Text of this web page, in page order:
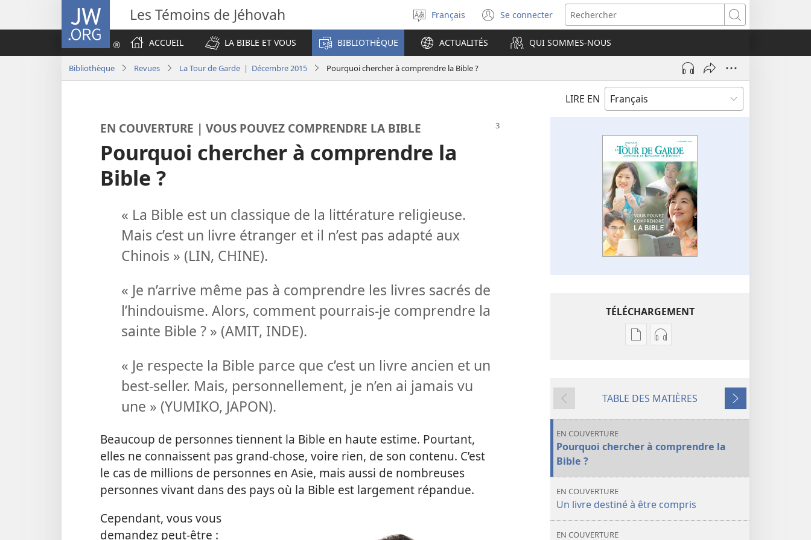
JW.ORG Les Témoins de Jéhovah
Sélectionner
la
langue
Français Se connecter
(ouvre
une
nouvelle
fenêtre)
Rechercher
ACCUEIL
LA BIBLE ET VOUS BIBLIOTHÈQUE ACTUALITÉS QUI SOMMES-NOUS
Bibliothèque Revues La Tour de Garde | Décembre 2015 Pourquoi chercher à comprendre la Bible ?
LIRE EN
EN COUVERTURE | VOUS POUVEZ COMPRENDRE LA BIBLE
Pourquoi chercher à comprendre la
Bible ?
« La Bible est un classique de la littérature religieuse.
Mais c’est un livre étranger et il n’est pas adapté aux
Chinois » (LIN, CHINE).
« Je n’arrive même pas à comprendre les livres sacrés de
l’hindouisme. Alors, comment pourrais-je comprendre la
sainte Bible ? » (AMIT, INDE).
« Je respecte la Bible parce que c’est un livre ancien et un
best-seller. Mais, personnellement, je n’en ai jamais vu
une » (YUMIKO, JAPON).
Beaucoup de personnes tiennent la Bible en haute estime. Pourtant,
elles ne connaissent pas grand-chose, voire rien, de son contenu. C’est
le cas de millions de personnes en Asie, mais aussi de nombreuses
personnes vivant dans des pays où la Bible est largement répandue.
Cependant, vous vous
demandez peut-être :
TÉLÉCHARGEMENT
Options
publications
TOUR
pouvez
comprendre
Options
enregistrements
TOUR
pouvez
comprendre
Précédent
TABLE DES MATIÈRES
Suivant
EN COUVERTURE
Pourquoi chercher à comprendre la
Bible ?
EN COUVERTURE
Un livre destiné à être compris
EN COUVERTURE